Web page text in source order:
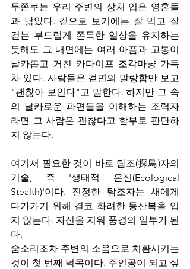
두쫀쿠는 우리 주변의 상처 입은 영혼들
과 닮았다. 겉으로 보기에는 잘 먹고 잘
걷는 부드럽게 쫀득한 일상을 유지하는
듯해도 그 내면에는 여러 아픔과 고통이
날카롭고 거친 카다이프 조각마냥 가득
차 있다. 사람들은 겉면의 말랑함만 보고
"괜찮아 보인다"고 말한다. 하지만 그 속
의 날카로운 파편들을 이해하는 조력자
라면 그 사람은 괜찮다고 함부로 판단하
지 않는다.
여기서 필요한 것이 바로 탐조(探鳥)자의
기술, 즉 '생태적 은신(Ecological
Stealth)'이다. 진정한 탐조자는 새에게
다가가기 위해 결코 화려한 등산복을 입
지 않는다. 자신을 지워 풍경의 일부가 된
다.
숨소리조차 주변의 소음으로 치환시키는
것이 첫 번째 덕목이다. 주인공이 되고 싶